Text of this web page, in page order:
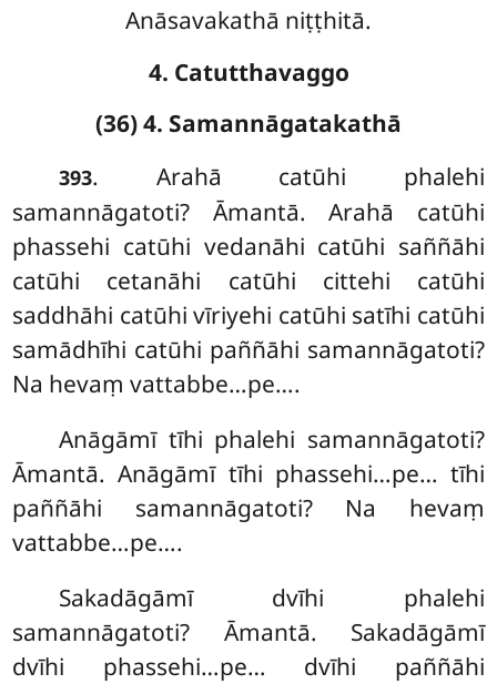
Anāsavakathā niṭṭhitā.
4. Catutthavaggo
(36) 4. Samannāgatakathā
393. Arahā catūhi phalehi
samannāgatoti? Āmantā. Arahā catūhi
phassehi catūhi vedanāhi catūhi saññāhi
catūhi cetanāhi catūhi cittehi catūhi
saddhāhi catūhi vīriyehi catūhi satīhi catūhi
samādhīhi catūhi paññāhi samannāgatoti?
Na hevaṃ vattabbe…pe….
Anāgāmī tīhi phalehi samannāgatoti?
Āmantā. Anāgāmī tīhi phassehi…pe… tīhi
paññāhi samannāgatoti? Na hevaṃ
vattabbe…pe….
Sakadāgāmī dvīhi phalehi
samannāgatoti? Āmantā. Sakadāgāmī
dvīhi phassehi…pe… dvīhi paññāhi